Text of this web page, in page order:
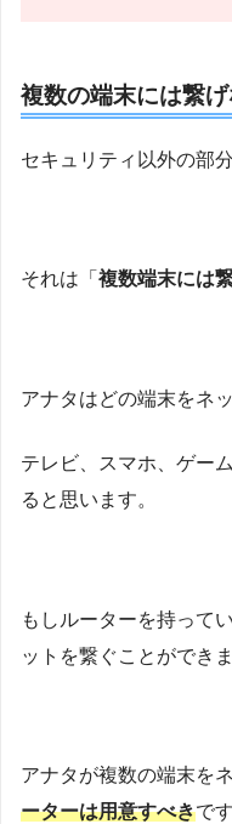
複数の端末には繋
セキュリティ以外の部
それは「 複数端末には
アナタはどの端末をネ
テレビ、スマホ、ゲー
ると思います。
もしルーターを持って
ットを繋ぐことができま
アナタが複数の端末を
ーターは用意すべきで